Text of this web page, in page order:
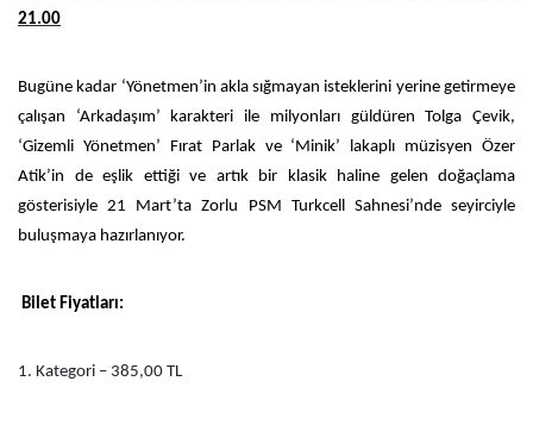
21.00
Bugüne kadar ‘Yönetmen’in akla sığmayan isteklerini yerine getirmeye
çalışan ‘Arkadaşım’ karakteri ile milyonları güldüren Tolga Çevik,
‘Gizemli Yönetmen’ Fırat Parlak ve ‘Minik’ lakaplı müzisyen Özer
Atik’in de eşlik ettiği ve artık bir klasik haline gelen doğaçlama
gösterisiyle 21 Mart’ta Zorlu PSM Turkcell Sahnesi’nde seyirciyle
buluşmaya hazırlanıyor.
Bilet Fiyatları:
1. Kategori – 385,00 TL